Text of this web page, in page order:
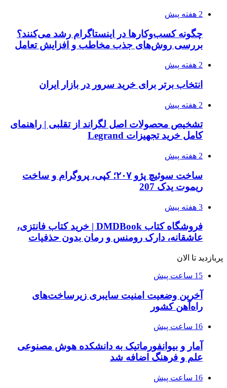
2 هفته پیش
چگونه کسب‌وکارها در اینستاگرام رشد می‌کنند؟
بررسی روش‌های جذب مخاطب و افزایش تعامل
2 هفته پیش
انتخاب برتر برای خرید سرور در بازار ایران
2 هفته پیش
تشخیص محصولات اصل لگراند از تقلبی | راهنمای
کامل خرید تجهیزات Legrand
2 هفته پیش
ساخت سوئیچ پژو ۲۰۷؛ کپی، پروگرام و ساخت
ریموت یدک 207
3 هفته پیش
فروشگاه کتاب DMDBook | خرید کتاب فانتزی،
عاشقانه، دارک رومنس و رمان بدون حذفیات
پربازدید تا الان
15 ساعت پیش
آخرین وضعیت امنیت سایبری زیرساخت‌های
راه‌آهن کشور
16 ساعت پیش
آمار و بیوانفورماتیک به دانشکده هوش مصنوعی
علم و فرهنگ اضافه شد
16 ساعت پیش